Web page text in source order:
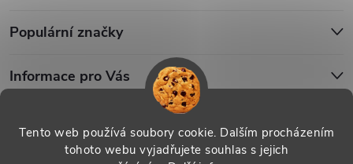
Tento web používá soubory cookie. Dalším procházením
tohoto webu vyjadřujete souhlas s jejich
Populární značky
Informace pro Vás